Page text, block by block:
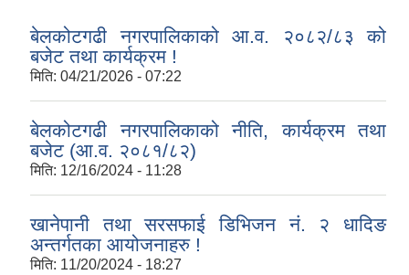
बेलकोटगढी नगरपालिकाको आ.व. २०८२/८३ को
बजेट तथा कार्यक्रम !
मिति: 04/21/2026 - 07:22
बेलकोटगढी नगरपालिकाको नीति, कार्यक्रम तथा
बजेट (आ.व. २०८१/८२)
मिति: 12/16/2024 - 11:28
खानेपानी तथा सरसफाई डिभिजन नं. २ धादिङ
अन्तर्गतका आयोजनाहरु !
मिति: 11/20/2024 - 18:27